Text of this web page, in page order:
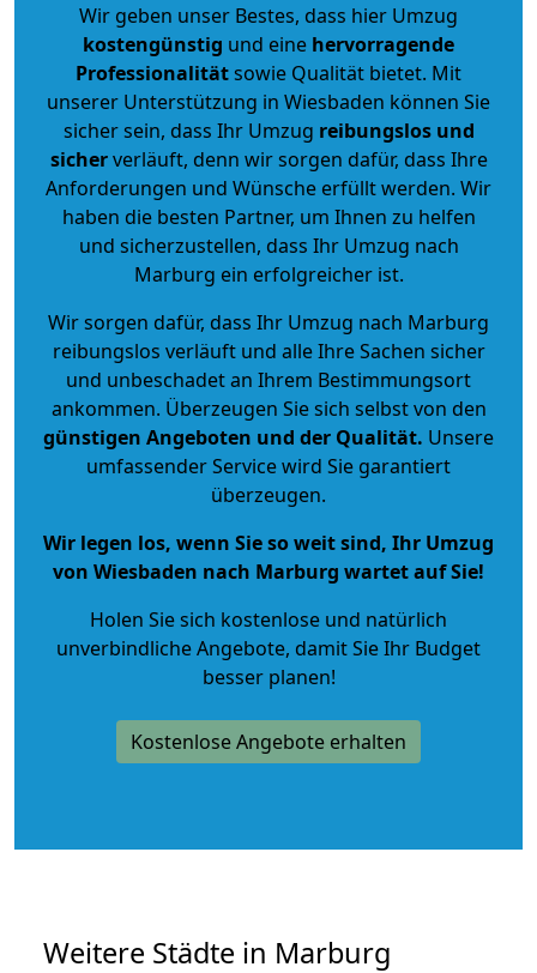
Wir geben unser Bestes, dass hier Umzug
kostengünstig und eine hervorragende
Professionalitätsowie Qualität bietet. Mit
unserer Unterstützung in Wiesbaden können Sie
sicher sein, dass Ihr Umzug reibungslos und
sicherverläuft, denn wir sorgen dafür, dass Ihre
Anforderungen und Wünsche erfüllt werden. Wir
haben die besten Partner, um Ihnen zu helfen
und sicherzustellen, dass Ihr Umzug nach
Marburg ein erfolgreicher ist.
Wir sorgen dafür, dass Ihr Umzug nach Marburg
reibungslos verläuft und alle Ihre Sachen sicher
und unbeschadet an Ihrem Bestimmungsort
ankommen. Überzeugen Sie sich selbst von den
günstigen Angeboten und der Qualität. Unsere
umfassender Service wird Sie garantiert
überzeugen.
Wir legen los, wenn Sie so weit sind, Ihr Umzug
von Wiesbaden nach Marburg wartet auf Sie!
Holen Sie sich kostenlose und natürlich
unverbindliche Angebote, damit Sie Ihr Budget
besser planen!
Kostenlose Angebote erhalten
Weitere Städte in Marburg